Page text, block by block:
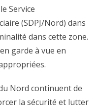
Service
(SDPJ/Nord) dans
dans cette zone.
garde à vue en
Nord continuent de
la sécurité et lutter